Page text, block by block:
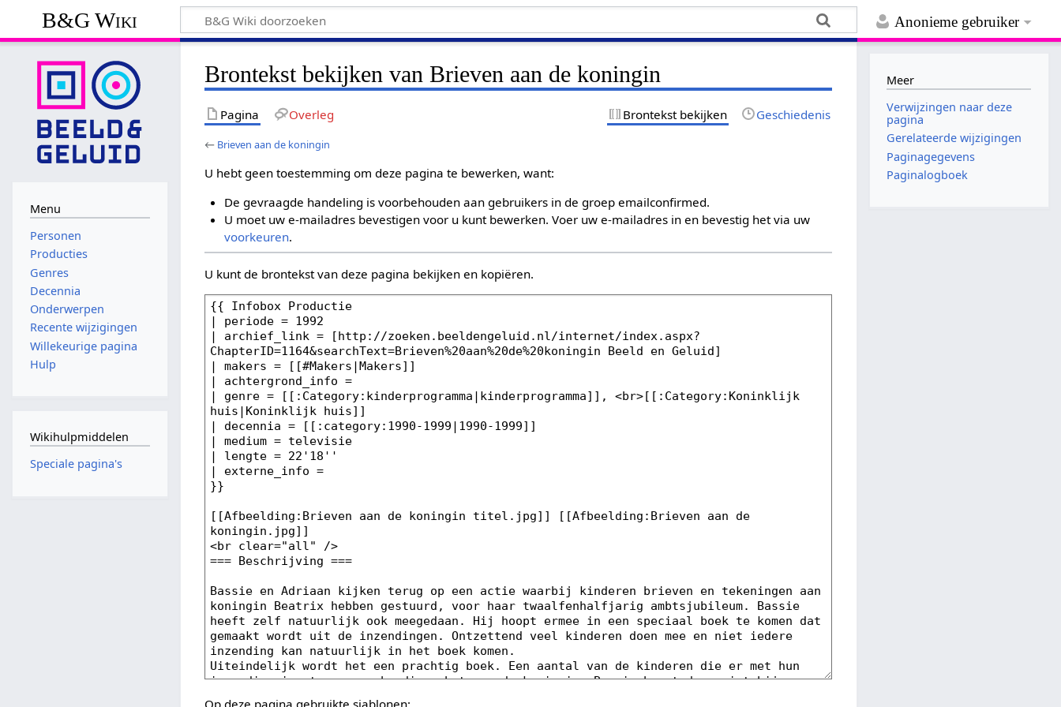
Anonieme gebruiker
B&G Wiki
Brontekst bekijken van Brieven aan de koningin
Pagina Overleg Brontekst bekijken Geschiedenis
← Brieven aan de koningin
U hebt geen toestemming om deze pagina te bewerken, want:
De gevraagde handeling is voorbehouden aan gebruikers in de groep emailconfirmed.
U moet uw e-mailadres bevestigen voor u kunt bewerken. Voer uw e-mailadres in en bevestig het via uw
voorkeuren.
U kunt de brontekst van deze pagina bekijken en kopiëren.
Op deze pagina gebruikte sjablonen:
Menu
Personen
Producties
Genres
Decennia
Onderwerpen
Recente wijzigingen
Willekeurige pagina
Hulp
Wikihulpmiddelen
Speciale pagina's
Meer
Verwijzingen naar deze
pagina
Gerelateerde wijzigingen
Paginagegevens
Paginalogboek